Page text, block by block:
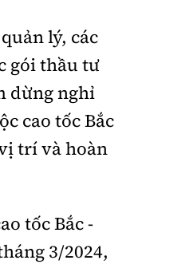
lý, các
gói thầu tư
dừng nghỉ
cao tốc Bắc
trí và hoàn
tốc Bắc -
3/2024,